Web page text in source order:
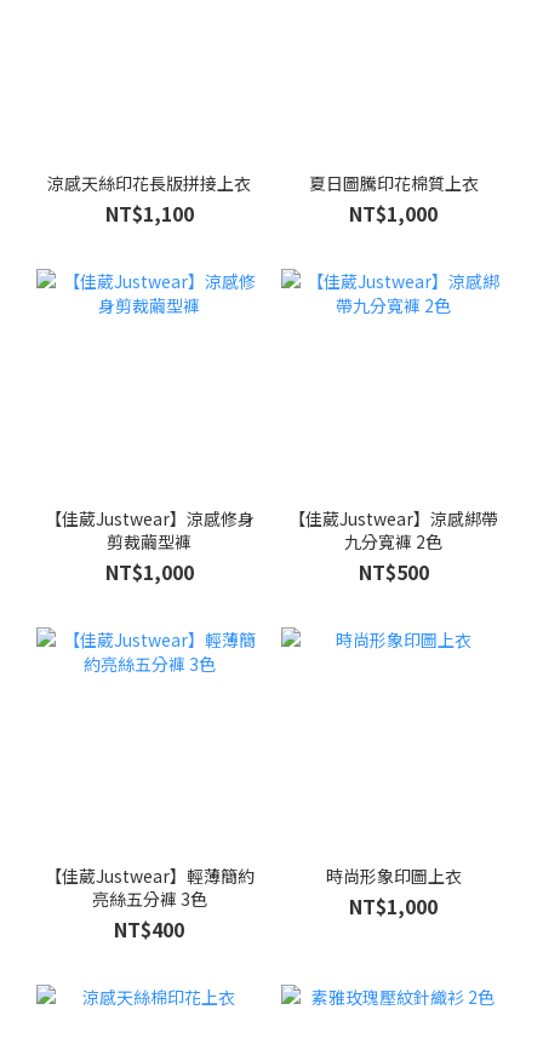
涼感天絲印花長版拼接上衣
NT$1,100
夏日圖騰印花棉質上衣
NT$1,000
【佳葳Justwear】涼感修身
剪裁繭型褲
NT$1,000
【佳葳Justwear】涼感綁帶
九分寬褲 2色
NT$500
【佳葳Justwear】輕薄簡約
亮絲五分褲 3色
NT$400
時尚形象印圖上衣
NT$1,000